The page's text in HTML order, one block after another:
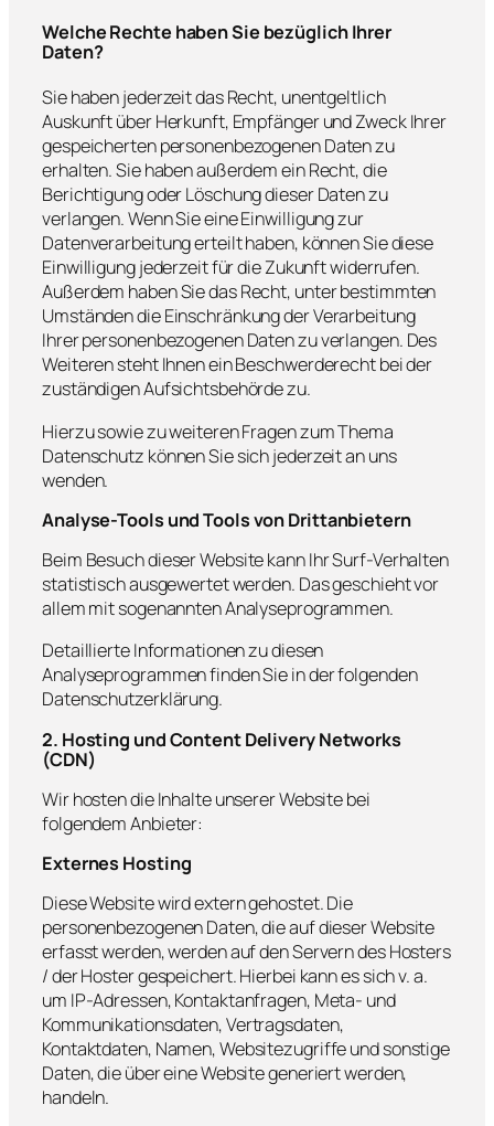
Welche Rechte haben Sie bezüglich Ihrer
Daten?
Sie haben jederzeit das Recht, unentgeltlich
Auskunft über Herkunft, Empfänger und Zweck Ihrer
gespeicherten personenbezogenen Daten zu
erhalten. Sie haben außerdem ein Recht, die
Berichtigung oder Löschung dieser Daten zu
verlangen. Wenn Sie eine Einwilligung zur
Datenverarbeitung erteilt haben, können Sie diese
Einwilligung jederzeit für die Zukunft widerrufen.
Außerdem haben Sie das Recht, unter bestimmten
Umständen die Einschränkung der Verarbeitung
Ihrer personenbezogenen Daten zu verlangen. Des
Weiteren steht Ihnen ein Beschwerderecht bei der
zuständigen Aufsichtsbehörde zu.
Hierzu sowie zu weiteren Fragen zum Thema
Datenschutz können Sie sich jederzeit an uns
wenden.
Analyse-Tools und Tools von Dritt­anbietern
Beim Besuch dieser Website kann Ihr Surf-Verhalten
statistisch ausgewertet werden. Das geschieht vor
allem mit sogenannten Analyseprogrammen.
Detaillierte Informationen zu diesen
Analyseprogrammen finden Sie in der folgenden
Datenschutzerklärung.
2. Hosting und Content Delivery Networks
(CDN)
Wir hosten die Inhalte unserer Website bei
folgendem Anbieter:
Externes Hosting
Diese Website wird extern gehostet. Die
personenbezogenen Daten, die auf dieser Website
erfasst werden, werden auf den Servern des Hosters
/ der Hoster gespeichert. Hierbei kann es sich v. a.
um IP-Adressen, Kontaktanfragen, Meta- und
Kommunikationsdaten, Vertragsdaten,
Kontaktdaten, Namen, Websitezugriffe und sonstige
Daten, die über eine Website generiert werden,
handeln.